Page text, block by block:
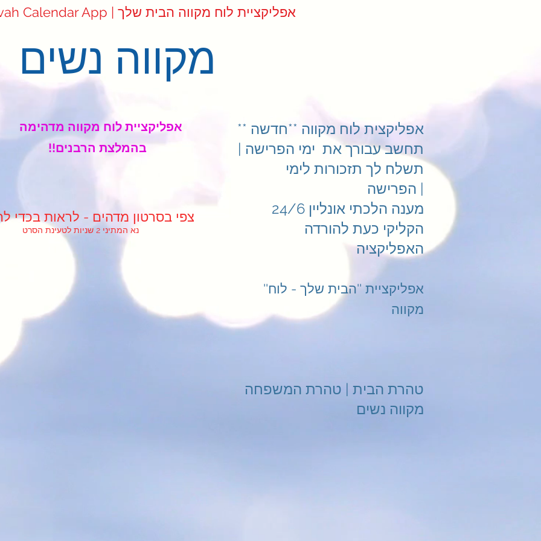
Mikvah Calendar App | אפליקציית לוח מקווה הבית שלך
מקווה נשים
אפליקציית לוח מקווה מדהימה
!!בהמלצת הרבנים
!צפי בסרטון מדהים - לראות בכדי
נא המתיני 2 שניות לטעינת הסרט
אפליקצית לוח מקווה **חדשה **
תחשב עבורך את ימי הפרישה |
תשלח לך תזכורות לימי
הפרישה |
מענה הלכתי אונליין 24/6
הקליקי כעת להורדה
האפליקציה
''אפליקציית ''הבית שלך - לוח
מקווה
טהרת הבית | טהרת המשפחה
מקווה נשים